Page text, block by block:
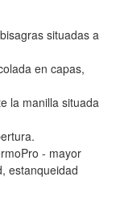
situadas a
en capas,
la manilla situada
- mayor
estanqueidad